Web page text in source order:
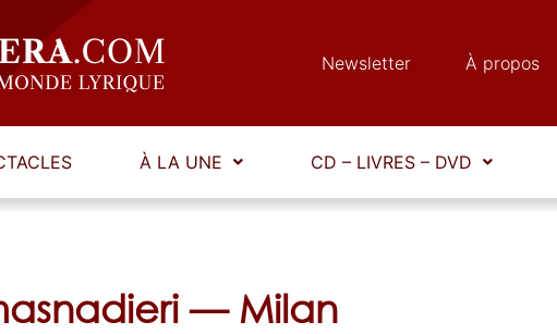
Newsletter À propos
À LA UNE CD – LIVRES – DVD
— Milan